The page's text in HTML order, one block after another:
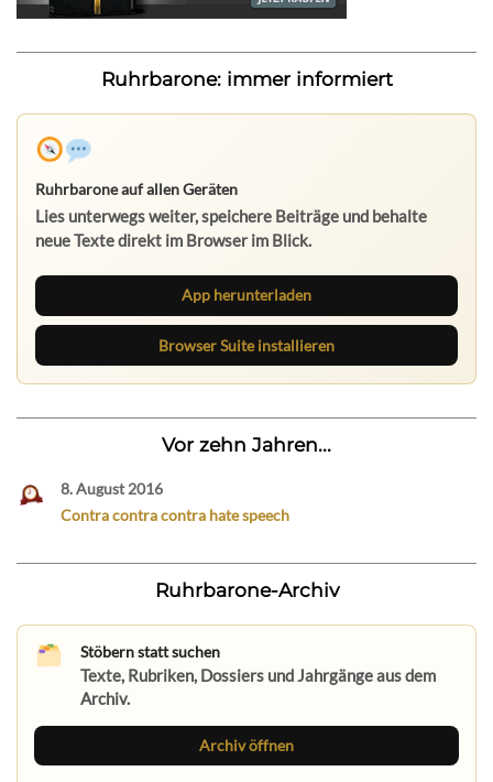
Ruhrbarone: immer informiert
Ruhrbarone auf allen Geräten
Lies unterwegs weiter, speichere Beiträge und behalte
neue Texte direkt im Browser im Blick.
App herunterladen
Browser Suite installieren
Vor zehn Jahren...
8. August 2016
Contra contra contra hate speech
Ruhrbarone-Archiv
Stöbern statt suchen
Texte, Rubriken, Dossiers und Jahrgänge aus dem
Archiv.
Archiv öffnen